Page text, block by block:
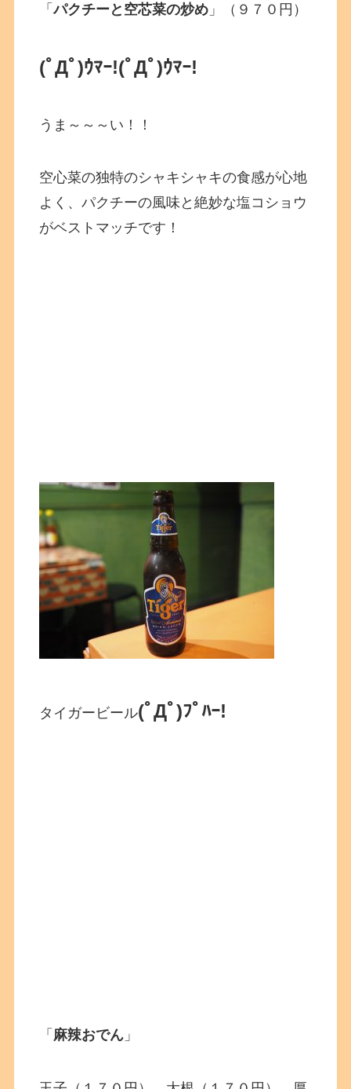
「パクチーと空芯菜の炒め 」（９７０円）
(ﾟДﾟ)ｳﾏｰ!(ﾟДﾟ)ｳﾏｰ!
うま～～～い！！
空心菜の独特のシャキシャキの食感が心地
よく、パクチーの風味と絶妙な塩コショウ
がベストマッチです！
タイガービール(ﾟДﾟ)ﾌﾟﾊｰ!
「 麻辣おでん 」